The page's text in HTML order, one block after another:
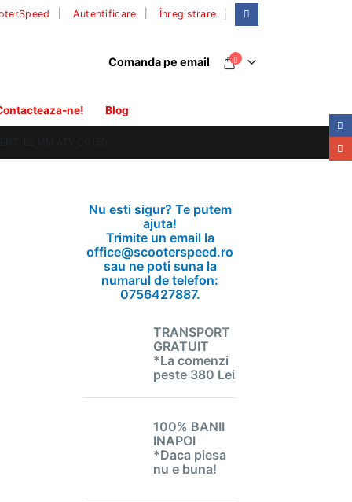
Autentificare Înregistrare
Comanda pe email
ne! Blog
Nu esti sigur? Te putem
ajuta!
Trimite un email la
office@scooterspeed.ro
sau ne poti suna la
numarul de telefon:
0756427887.
TRANSPORT
GRATUIT
*La comenzi
peste 380 Lei
100% BANII
INAPOI
*Daca piesa
nu e buna!